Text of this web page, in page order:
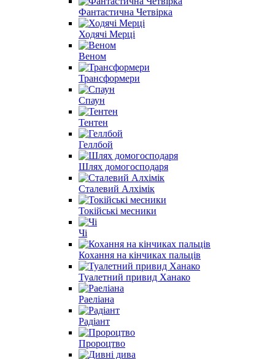
Фантастична Четвірка
Ходячі Мерці
Веном
Трансформери
Спаун
Тентен
Геллбой
Шлях домогосподаря
Сталевий Алхімік
Токійські месники
Чі
Кохання на кінчиках пальців
Туалетний привид Ханако
Раеліана
Радіант
Пророцтво